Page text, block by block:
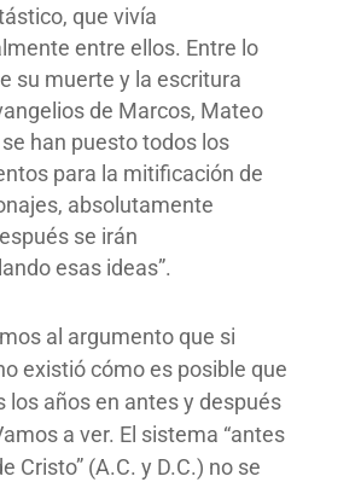
que vivía
entre ellos. Entre lo
su muerte y la escritura
de Marcos, Mateo
han puesto todos los
para la mitificación de
absolutamente
se irán
esas ideas”.
al argumento que si
existió cómo es posible que
los años en antes y después
a ver. El sistema “antes
Cristo” (A.C. y D.C.) no se